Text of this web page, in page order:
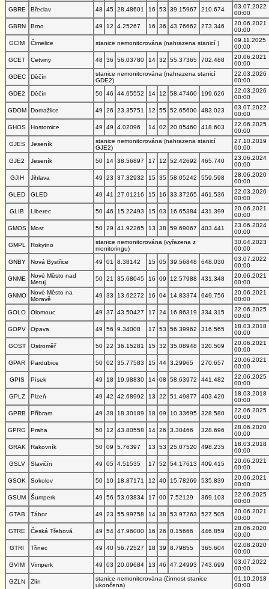
GBRE
Břeclav 48 45 28.48601 16 53 39.15967 210.674
03.07.2022
00:00
GBRN
Brno 49 12 4.25267 16 36 43.76662 273.346
20.06.2021
00:00
GCIM
Čimelice stanice nemonitorována (nahrazena stanicí )
09.11.2025
00:00
GCET
Cetviny 48 36 56.03780 14 32 55.37365 702.488
20.06.2021
00:00
GDEC
Děčín
stanice nemonitorována (nahrazena stanicí
GDE2)
22.03.2026
00:00
GDE2
Děčín 50 46 44.65552 14 12 58.47460 199.626
22.03.2026
00:00
GDOM
Domažlice 49 26 23.35751 12 55 52.65600 483.023
03.07.2022
00:00
GHOS
Hostomice 49 49 4.02096 14 02 20.05460 418.603
22.06.2025
00:00
GJES
Jeseník
stanice nemonitorována (nahrazena stanicí
GJE2)
27.10.2019
00:00
GJE2
Jeseník 50 14 38.56897 17 12 52.42692 465.740
23.06.2024
00:00
GJIH
Jihlava 49 23 37.32932 15 35 58.05242 559.598
28.06.2020
00:00
GLED
GLED 49 41 27.01216 15 16 33.37265 461.536
22.03.2026
00:00
GLIB
Liberec 50 46 15.22493 15 03 16.65384 431.399
20.06.2021
00:00
GMOS
Most 50 29 41.92265 13 38 59.69067 403.441
23.06.2024
00:00
GMPL
Rokytno
stanice nemonitorována (vyřazena z
monitoringu)
30.04.2023
00:00
GNBY
Nová Bystřice 49 01 8.38142 15 05 39.56848 648.030
03.07.2022
00:00
GNME
Nové Město nad
Metuj
50 21 35.68045 16 09 12.57988 431.348
20.06.2021
00:00
GNMO
Nové Město na
Moravě
49 33 13.62272 16 04 14.83374 649.756
20.06.2021
00:00
GOLO
Olomouc 49 37 43.50427 17 24 16.86319 334.315
22.06.2025
00:00
GOPV
Opava 49 56 9.34008 17 53 56.39962 316.565
18.03.2018
00:00
GOST
Ostroměř 50 22 36.15281 15 32 35.08948 320.509
20.06.2021
00:00
GPAR
Pardubice 50 02 35.77583 15 44 3.29965 270.657
20.06.2021
00:00
GPIS
Písek 49 18 19.98830 14 08 58.63972 441.482
22.06.2025
00:00
GPLZ
Plzeň 49 42 42.68992 13 22 51.49877 403.420
18.03.2018
00:00
GPRB
Příbram 49 38 18.30189 18 09 10.33695 328.580
22.06.2025
00:00
GPRG
Praha 50 12 43.80558 14 26 3.30466 328.696
28.06.2020
00:00
GRAK
Rakovník 50 09 5.76397 13 53 25.07520 498.235
18.03.2018
00:00
GSLV
Slavičín 49 05 4.51535 17 52 54.17613 409.415
20.06.2021
00:00
GSOK
Sokolov 50 10 18.87171 12 40 15.78269 535.839
20.06.2021
00:00
GSUM
Šumperk 49 56 53.03834 17 00 7.52129 369.103
22.06.2025
00:00
GTAB
Tábor 49 23 55.99758 14 38 53.97263 527.505
20.06.2021
00:00
GTRE
Česká Třebová 49 54 47.96000 16 26 0.15666 446.859
28.06.2020
00:00
GTRI
Třinec 49 40 56.72527 18 39 8.79855 365.604
02.08.2020
00:00
GVIM
Vimperk 49 03 20.09684 13 46 47.24993 743.699
03.07.2022
00:00
GZLN
Zlín
stanice nemonitorována (činnost stanice
ukončena)
01.10.2018
00:00